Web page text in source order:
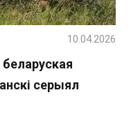
серыял
10.04.2026